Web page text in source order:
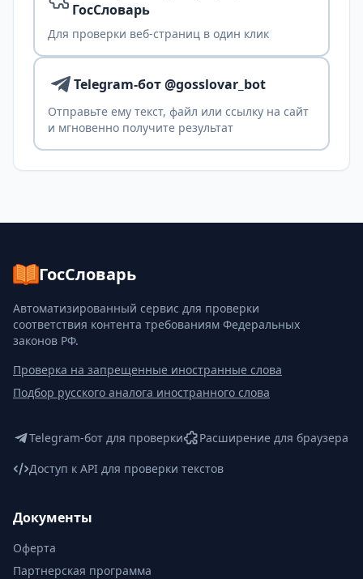
ГосСловарь
Для проверки веб-страниц в один клик
Telegram-бот @gosslovar_bot
Отправьте ему текст, файл или ссылку на сайт
и мгновенно получите результат
ГосСловарь
Автоматизированный сервис для проверки
соответствия контента требованиям Федеральных
законов РФ.
Проверка на запрещенные иностранные слова
Подбор русского аналога иностранного слова
Telegram-бот для проверки
Расширение для браузера
Доступ к API для проверки текстов
Документы
Оферта
Партнерская программа